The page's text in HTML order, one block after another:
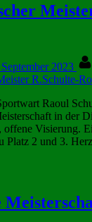
2023
Raoul
in der
Visierung.
Platz 2 und 3.